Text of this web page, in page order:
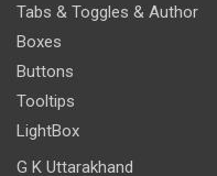
Tabs & Toggles & Author
Boxes
Buttons
Tooltips
LightBox
G K Uttarakhand